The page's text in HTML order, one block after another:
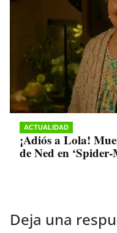
ACTUALIDAD
¡Adiós a Lola!
de Ned en ‘Spider-
Deja una